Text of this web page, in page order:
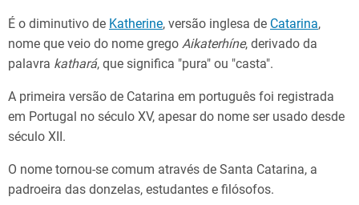
É o diminutivo de Katherine, versão inglesa de Catarina,
nome que veio do nome grego Aikaterhíne, derivado da
palavra kathará, que significa "pura" ou "casta".
A primeira versão de Catarina em português foi registrada
em Portugal no século XV, apesar do nome ser usado desde
século XII.
O nome tornou-se comum através de Santa Catarina, a
padroeira das donzelas, estudantes e filósofos.